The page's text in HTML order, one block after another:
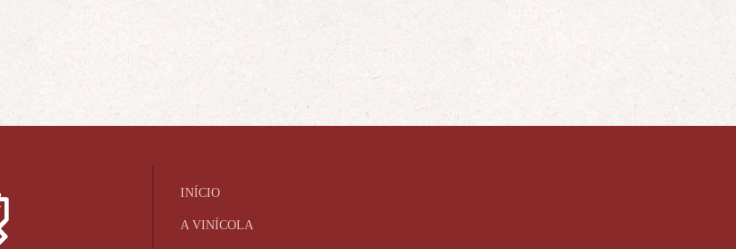
INÍCIO
A VINÍCOLA